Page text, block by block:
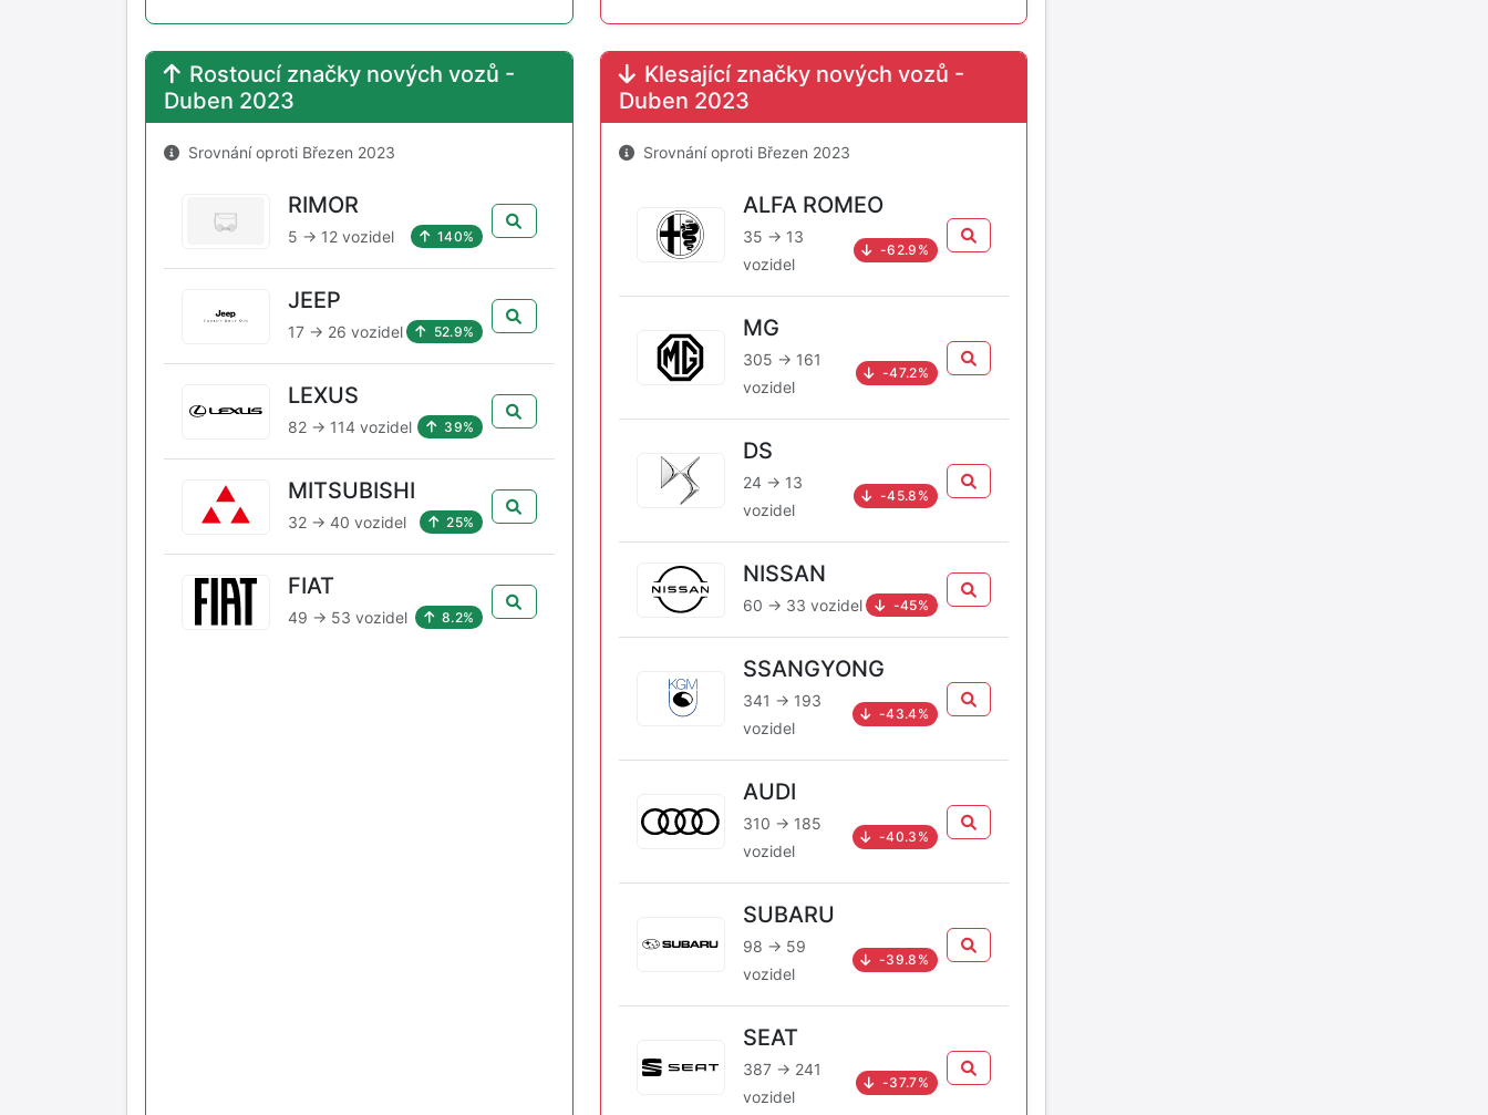
Rostoucí značky nových vozů -
Duben 2023
Srovnání oproti Březen 2023
RIMOR
5 → 12 vozidel 140%
JEEP
17 → 26 vozidel 52.9%
LEXUS
82 → 114 vozidel 39%
MITSUBISHI
32 → 40 vozidel 25%
FIAT
49 → 53 vozidel 8.2%
Klesající značky nových vozů -
Duben 2023
Srovnání oproti Březen 2023
ALFA ROMEO
35 → 13
vozidel
-62.9%
MG
305 → 161
vozidel
-47.2%
DS
24 → 13
vozidel
-45.8%
NISSAN
60 → 33 vozidel -45%
SSANGYONG
341 → 193
vozidel
-43.4%
AUDI
310 → 185
vozidel
-40.3%
SUBARU
98 → 59
vozidel
-39.8%
SEAT
387 → 241
vozidel
-37.7%